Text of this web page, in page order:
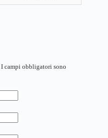
I campi obbligatori sono